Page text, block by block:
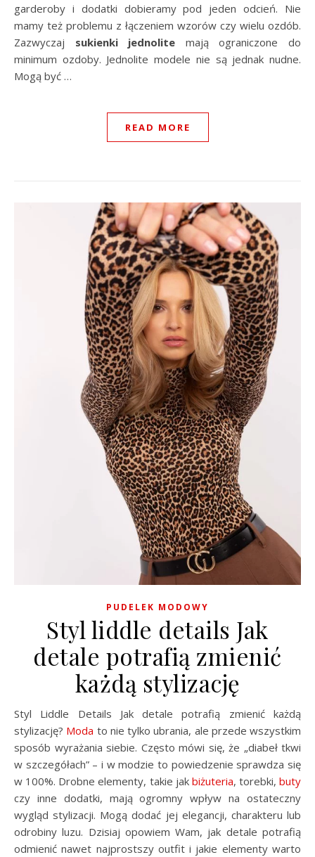
garderoby i dodatki dobieramy pod jeden odcień. Nie
mamy też problemu z łączeniem wzorów czy wielu ozdób.
Zazwyczaj sukienki jednolite mają ograniczone do
minimum ozdoby. Jednolite modele nie są jednak nudne.
Mogą być …
READ MORE
PUDELEK MODOWY
Styl liddle details Jak
detale potrafią zmienić
każdą stylizację
Styl Liddle Details Jak detale potrafią zmienić każdą
stylizację? Moda to nie tylko ubrania, ale przede wszystkim
sposób wyrażania siebie. Często mówi się, że „diabeł tkwi
w szczegółach” – i w modzie to powiedzenie sprawdza się
w 100%. Drobne elementy, takie jak biżuteria, torebki, buty
czy inne dodatki, mają ogromny wpływ na ostateczny
wygląd stylizacji. Mogą dodać jej elegancji, charakteru lub
odrobiny luzu. Dzisiaj opowiem Wam, jak detale potrafią
odmienić nawet najprostszy outfit i jakie elementy warto